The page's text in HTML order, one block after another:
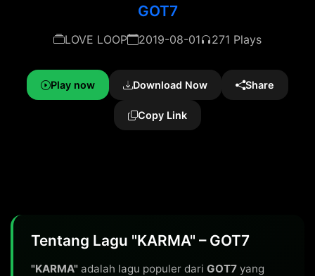
GOT7
LOVE LOOP 2019-08-01 271 Plays
Play now Download Now Share
Copy Link
Tentang Lagu "KARMA" – GOT7
"KARMA" adalah lagu populer dari GOT7 yang